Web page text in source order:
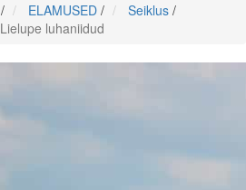
/ ELAMUSED / Seiklus /
Lielupe luhaniidud